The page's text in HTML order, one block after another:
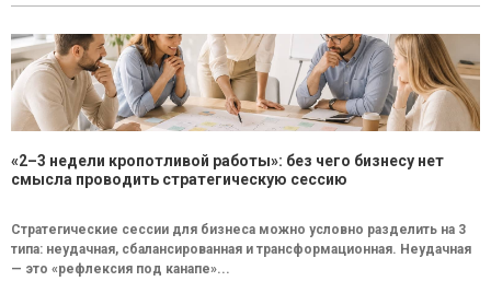
«2–3 недели кропотливой работы»: без чего бизнесу нет
смысла проводить стратегическую сессию
Стратегические сессии для бизнеса можно условно разделить на 3
типа: неудачная, сбалансированная и трансформационная. Неудачная
— это «рефлексия под канапе»...